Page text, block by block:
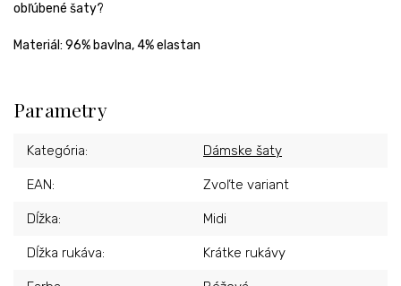
obľúbené šaty?
Materiál: 96% bavlna, 4% elastan
Parametry
Kategória: Dámske šaty
EAN: Zvoľte variant
Dĺžka: Midi
Dĺžka rukáva: Krátke rukávy